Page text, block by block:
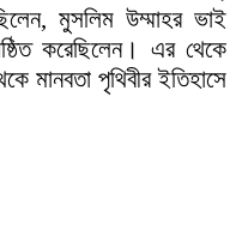
মুসলিম উম্মাহর ভাই
করেছিলেন। এর থেকে
মানবতা পৃথিবীর ইতিহাসে